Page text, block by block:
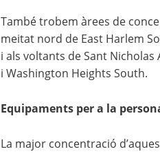
També trobem àrees de
meitat nord de East Harlem
i als voltants de Sant
i Washington Heights South.
Equipaments per a la
La major concentració